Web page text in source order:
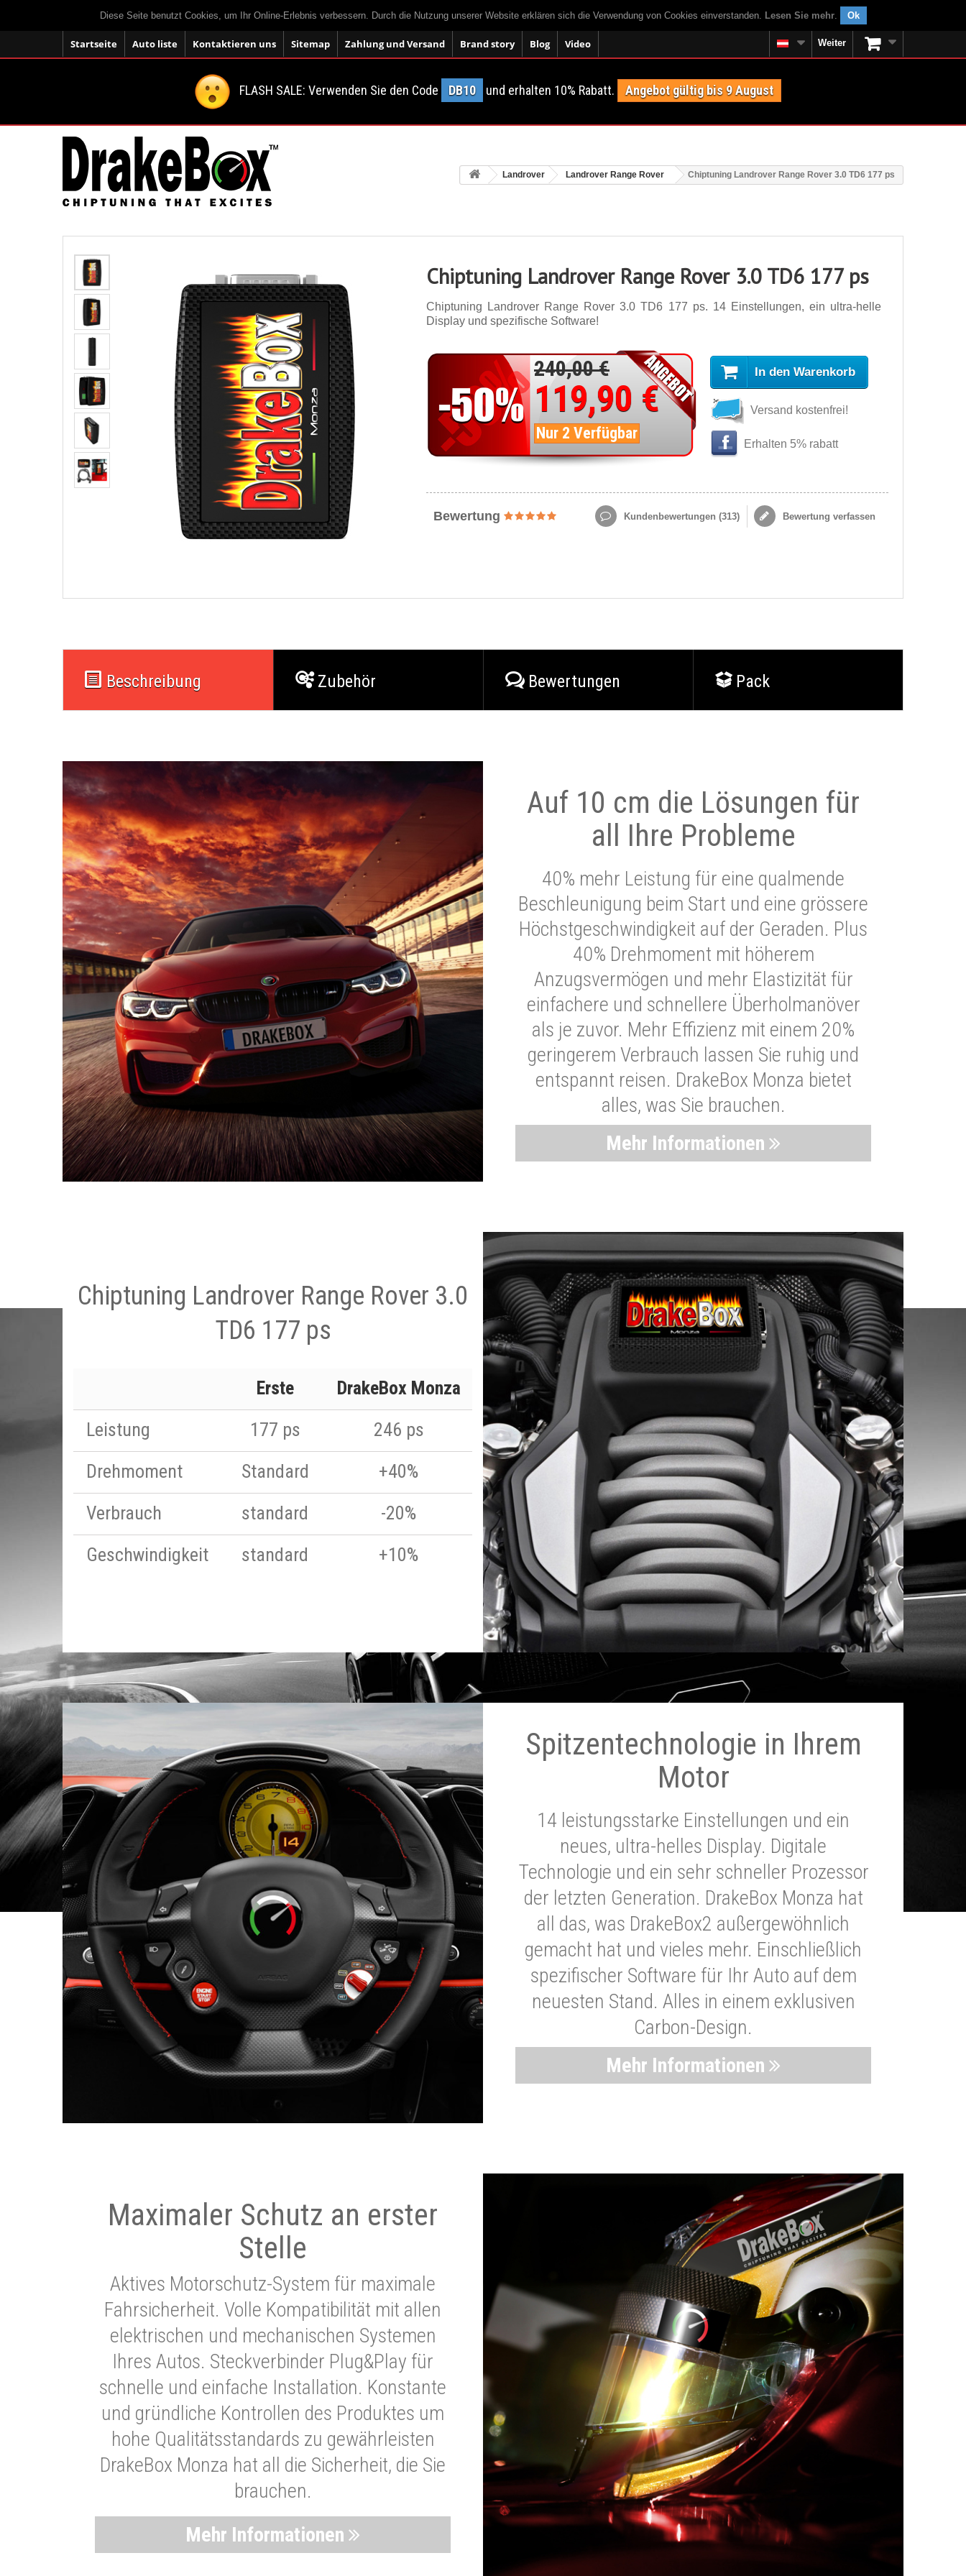
Diese Seite benutzt Cookies, um Ihr Online-Erlebnis verbessern. Durch die Nutzung unserer Website erklären sich die Verwendung von Cookies einverstanden. Lesen Sie mehr. Ok
Startseite Auto liste Kontaktieren uns Sitemap Zahlung und Versand Brand story Blog Video Weiter
FLASH SALE: Verwenden Sie den Code DB10 und erhalten 10% Rabatt. Angebot gültig bis 9 August
Landrover Landrover Range Rover Chiptuning Landrover Range Rover 3.0 TD6 177 ps
Chiptuning Landrover Range Rover 3.0 TD6 177 ps
Chiptuning Landrover Range Rover 3.0 TD6 177 ps. 14 Einstellungen, ein ultra-helle
Display und spezifische Software!
240,00 €
119,90 €
Nur 2 Verfügbar
In den Warenkorb
Versand kostenfrei!
Erhalten 5% rabatt
Bewertung Kundenbewertungen (313) Bewertung verfassen
Beschreibung Zubehör Bewertungen Pack
Auf 10 cm die Lösungen für
all Ihre Probleme
40% mehr Leistung für eine qualmende
Beschleunigung beim Start und eine grössere
Höchstgeschwindigkeit auf der Geraden. Plus
40% Drehmoment mit höherem
Anzugsvermögen und mehr Elastizität für
einfachere und schnellere Überholmanöver
als je zuvor. Mehr Effizienz mit einem 20%
geringerem Verbrauch lassen Sie ruhig und
entspannt reisen. DrakeBox Monza bietet
alles, was Sie brauchen.
Mehr Informationen
Chiptuning Landrover Range Rover 3.0
TD6 177 ps
Erste
DrakeBox Monza
Leistung
177 ps
246 ps
Drehmoment
Standard
+40%
Verbrauch
standard
-20%
Geschwindigkeit
standard +10%
Spitzentechnologie in Ihrem
Motor
14 leistungsstarke Einstellungen und ein
neues, ultra-helles Display. Digitale
Technologie und ein sehr schneller Prozessor
der letzten Generation. DrakeBox Monza hat
all das, was DrakeBox2 außergewöhnlich
gemacht hat und vieles mehr. Einschließlich
spezifischer Software für Ihr Auto auf dem
neuesten Stand. Alles in einem exklusiven
Carbon-Design.
Mehr Informationen
Maximaler Schutz an erster
Stelle
Aktives Motorschutz-System für maximale
Fahrsicherheit. Volle Kompatibilität mit allen
elektrischen und mechanischen Systemen
Ihres Autos. Steckverbinder Plug&Play für
schnelle und einfache Installation. Konstante
und gründliche Kontrollen des Produktes um
hohe Qualitätsstandards zu gewährleisten
DrakeBox Monza hat all die Sicherheit, die Sie
brauchen.
Mehr Informationen